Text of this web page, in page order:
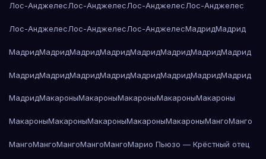
Лос-АнджелесЛос-АнджелесЛос-АнджелесЛос-Анджелес
Лос-АнджелесЛос-АнджелесЛос-АнджелесМадридМадрид
МадридМадридМадридМадридМадридМадридМадридМадрид
МадридМадридМадридМадридМадридМадридМадридМадрид
МадридМакароныМакароныМакароныМакароныМакароны
МакароныМакароныМакароныМакароныМакароныМангоМанго
МангоМангоМангоМангоМангоМарио Пьюзо — Крёстный отец